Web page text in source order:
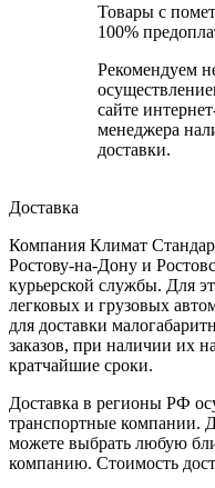
Товары с
100%
Рекомендуем
сайте
менеджера
доставки.
Доставка
Компания Климат
Ростову-на-Дону и
курьерской службы. Для
легковых и грузовых
для доставки
заказов, при наличии их
кратчайшие сроки.
Доставка в регионы РФ
транспортные компании.
можете выбрать любую
компанию. Стоимость